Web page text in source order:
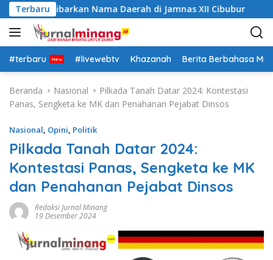
a
g
u
Terbaru
Kibarkan Nama Daerah di Jamnas XII Cibubur
#terbaru #livewebtv Khazanah Berita Berbahasa
Beranda Nasional
Pilkada Tanah Datar 2024: Kontestasi
Panas, Sengketa ke MK dan Penahanan Pejabat Dinsos
Nasional, Opini, Politik
Pilkada Tanah Datar 2024:
Kontestasi Panas, Sengketa ke MK
dan Penahanan Pejabat Dinsos
Redaksi Jurnal Minang
19 Desember 2024